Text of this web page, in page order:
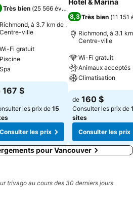
Très bien (25 566 évaluations
Richmond, à 3.7 km de :
Centre-ville
Wi-Fi gratuit
Piscine
Spa
167 $
les prix de 15
Consulter les prix
Hotel & Marina
8,3 Très bien (11 151
Richmond, à 3.1
Centre-ville
Wi-Fi gratuit
Animaux acceptés
Climatisation
de 160 $
Consulter les prix de
sites
Consulter les prix
pour Vancouver
trivago au cours des 30 derniers jours